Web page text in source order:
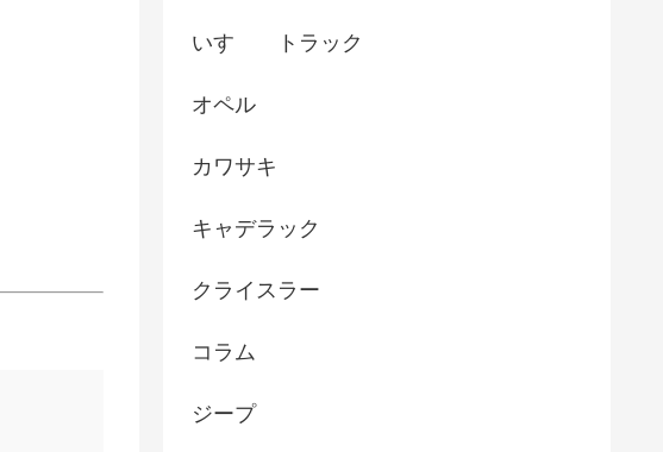
いすゞ トラック
オペル
カワサキ
キャデラック
クライスラー
コラム
ジープ